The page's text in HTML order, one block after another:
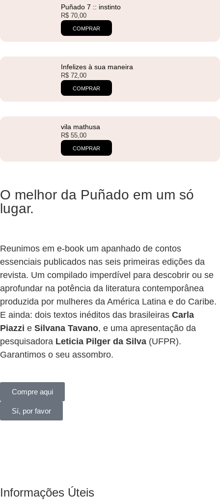
Puñado 7 :: instinto
R$ 70,00
COMPRAR
Infelizes à sua maneira
R$ 72,00
COMPRAR
vila mathusa
R$ 55,00
COMPRAR
O melhor da Puñado em um só
lugar.
Reunimos em e-book um apanhado de contos
essenciais publicados nas seis primeiras edições da
revista. Um compilado imperdível para descobrir ou se
aprofundar na potência da literatura contemporânea
produzida por mulheres da América Latina e do Caribe.
E ainda: dois textos inéditos das brasileiras Carla
Piazzi e Silvana Tavano, e uma apresentação da
pesquisadora Leticia Pilger da Silva (UFPR).
Garantimos o seu assombro.
Compre aqui
Sí, por favor
Informações Úteis